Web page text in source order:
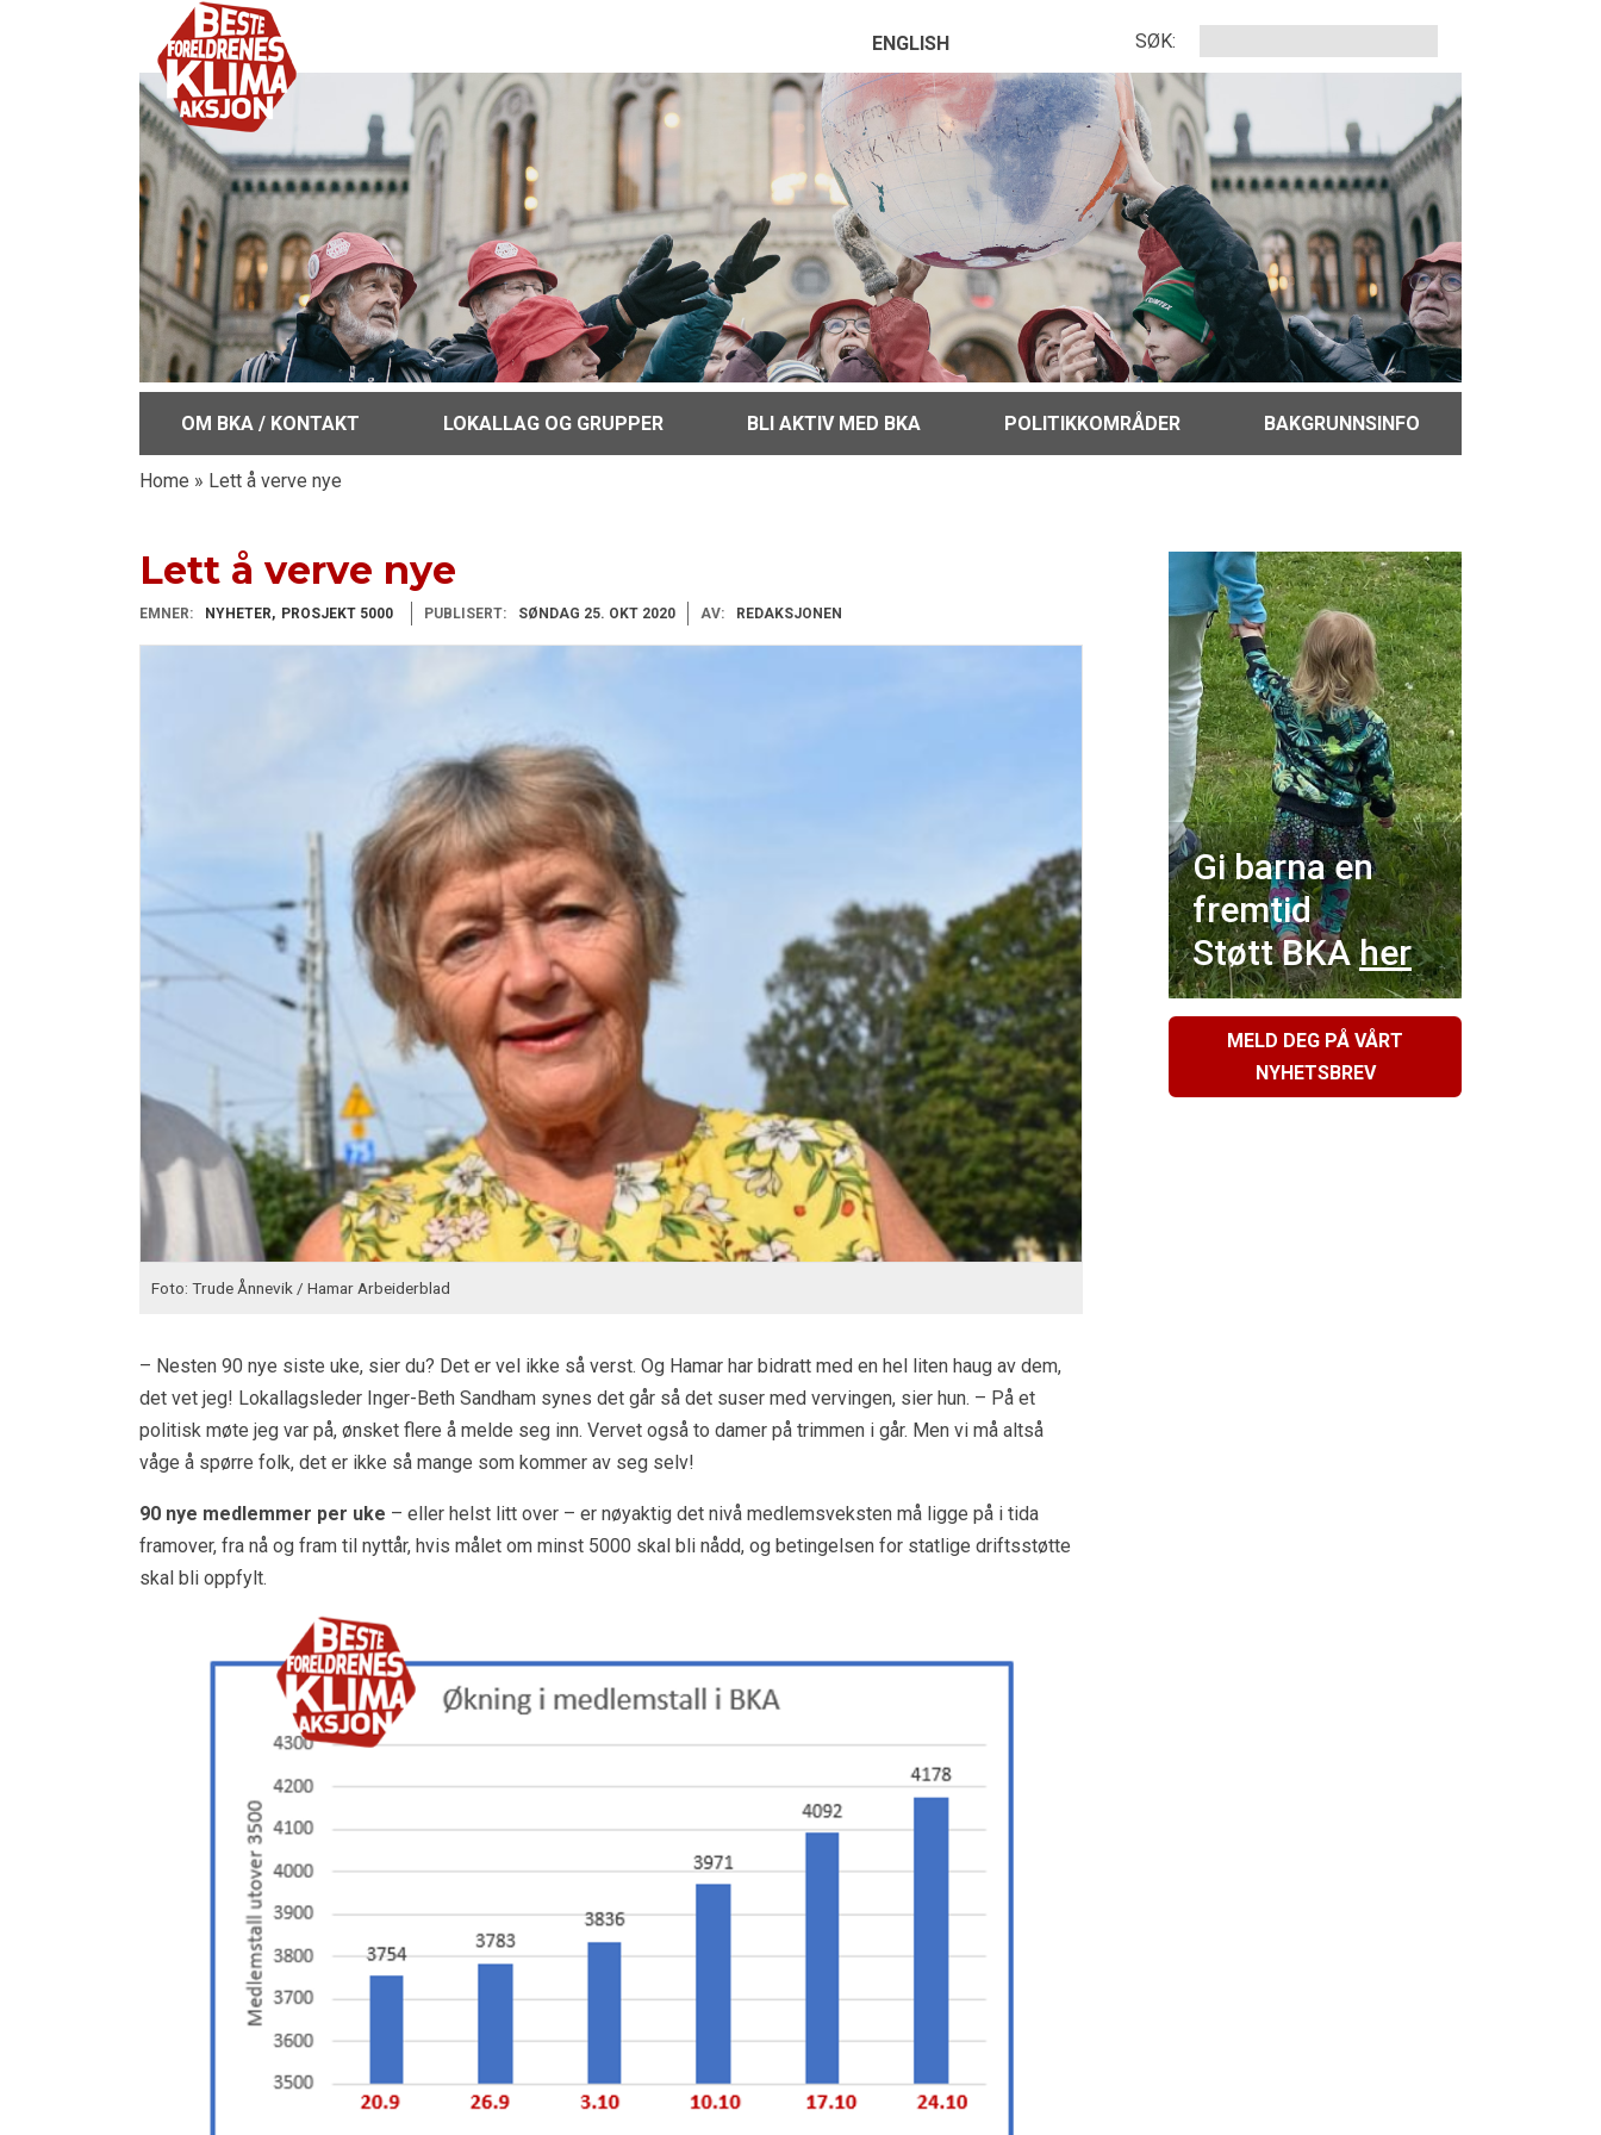
ENGLISH SØK:
OM BKA / KONTAKT LOKALLAG OG GRUPPER BLI AKTIV MED BKA POLITIKKOMRÅDER BAKGRUNNSINFO
Home » Lett å verve nye
Lett å verve nye
EMNER: NYHETER PROSJEKT 5000 PUBLISERT: SØNDAG 25. OKT 2020 AV: REDAKSJONEN
Foto: Trude Ånnevik / Hamar Arbeiderblad
– Nesten 90 nye siste uke, sier du? Det er vel ikke så verst. Og Hamar har bidratt med en hel liten haug av dem,
det vet jeg! Lokallagsleder Inger-Beth Sandham synes det går så det suser med vervingen, sier hun. – På et
politisk møte jeg var på, ønsket flere å melde seg inn. Vervet også to damer på trimmen i går. Men vi må altså
våge å spørre folk, det er ikke så mange som kommer av seg selv!
90 nye medlemmer per uke – eller helst litt over – er nøyaktig det nivå medlemsveksten må ligge på i tida
framover, fra nå og fram til nyttår, hvis målet om minst 5000 skal bli nådd, og betingelsen for statlige driftsstøtte
skal bli oppfylt.
Gi barna en
fremtid
Støtt BKAher
MELD DEG PÅ VÅRT
NYHETSBREV